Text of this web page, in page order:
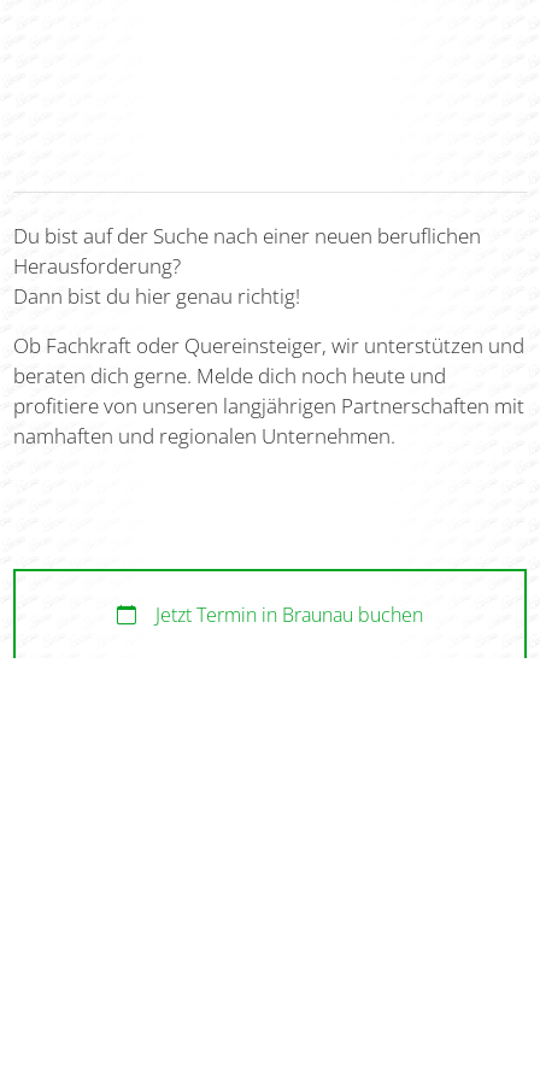
Du bist auf der Suche nach einer neuen beruflichen
Herausforderung?
Dann bist du hier genau richtig!
Ob Fachkraft oder Quereinsteiger, wir unterstützen und
beraten dich gerne. Melde dich noch heute und
profitiere von unseren langjährigen Partnerschaften mit
namhaften und regionalen Unternehmen.
Jetzt Termin in Braunau buchen